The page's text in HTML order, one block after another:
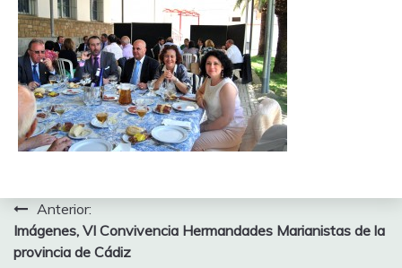
Navegación
de
Anterior:
Imágenes, VI Convivencia Hermandades Marianistas de la
provincia de Cádiz